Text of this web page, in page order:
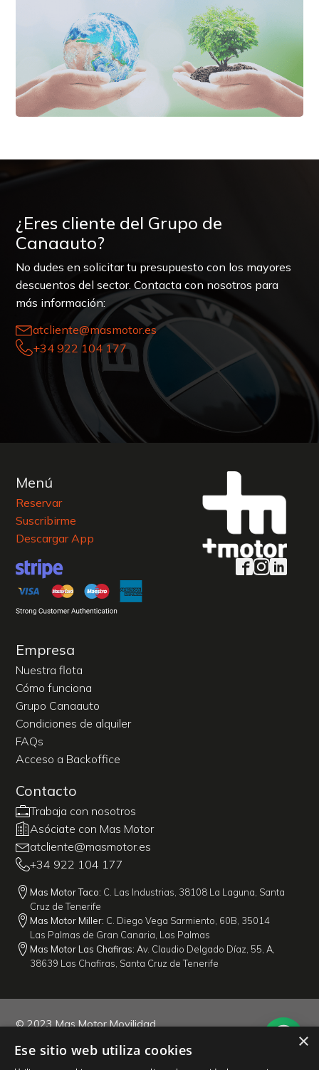
¿Eres cliente del Grupo de
Canaauto?
No dudes en solicitar tu presupuesto con los mayores
descuentos del sector. Contacta con nosotros para
más información:
atcliente@masmotor.es
+34 922 104 177
Menú
Reservar
Suscribirme
Descargar App
Empresa
Nuestra flota
Cómo funciona
Grupo Canaauto
Condiciones de alquiler
FAQs
Acceso a Backoffice
Contacto
Trabaja con nosotros
Asóciate con Mas Motor
atcliente@masmotor.es
+34 922 104 177
Mas Motor Taco: C. Las Industrias, 38108 La Laguna, Santa
Cruz de Tenerife
Mas Motor Miller: C. Diego Vega Sarmiento, 60B, 35014
Las Palmas de Gran Canaria, Las Palmas
Mas Motor Las Chafiras: Av. Claudio Delgado Díaz, 55, A,
38639 Las Chafiras, Santa Cruz de Tenerife
© 2023 Mas Motor Movilidad
Transparencia
×
Ese sitio web utiliza cookies